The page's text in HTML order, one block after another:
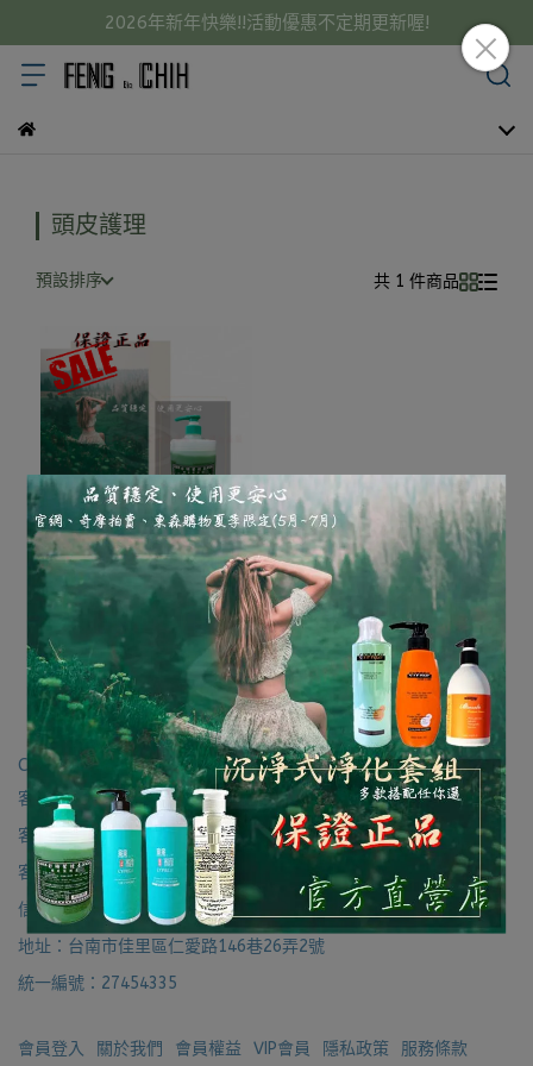
2026年新年快樂!!活動優惠不定期更新喔!
頭皮護理
預設排序 共 1 件商品
舒珊MIT髮品 葉綠素頭皮
護理霜1000ML【官方直
營、台灣製造】
NT$199 NT$249
Contact us for more information
客服專線：06-7221715
客服傳真：06-7225137
客服時間：8:30-17:30
信箱：fengchih88@hotmail.com
地址：台南市佳里區仁愛路146巷26弄2號
統一編號：27454335
會員登入 關於我們 會員權益 VIP會員 隱私政策 服務條款